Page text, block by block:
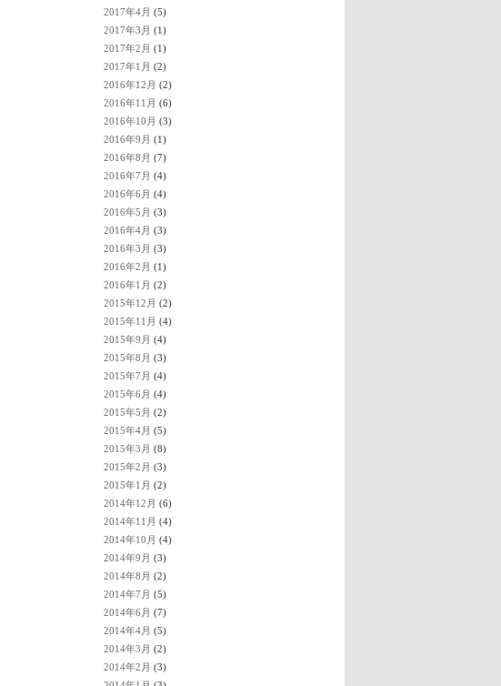
2017年4月 (5)
2017年3月 (1)
2017年2月 (1)
2017年1月 (2)
2016年12月 (2)
2016年11月 (6)
2016年10月 (3)
2016年9月 (1)
2016年8月 (7)
2016年7月 (4)
2016年6月 (4)
2016年5月 (3)
2016年4月 (3)
2016年3月 (3)
2016年2月 (1)
2016年1月 (2)
2015年12月 (2)
2015年11月 (4)
2015年9月 (4)
2015年8月 (3)
2015年7月 (4)
2015年6月 (4)
2015年5月 (2)
2015年4月 (5)
2015年3月 (8)
2015年2月 (3)
2015年1月 (2)
2014年12月 (6)
2014年11月 (4)
2014年10月 (4)
2014年9月 (3)
2014年8月 (2)
2014年7月 (5)
2014年6月 (7)
2014年4月 (5)
2014年3月 (2)
2014年2月 (3)